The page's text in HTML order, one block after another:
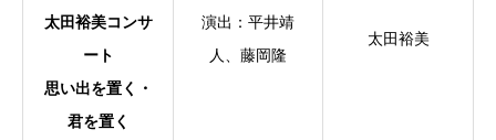
太田裕美コンサ
ート
思い出を置く・
君を置く
演出：平井靖
人、藤岡隆
太田裕美